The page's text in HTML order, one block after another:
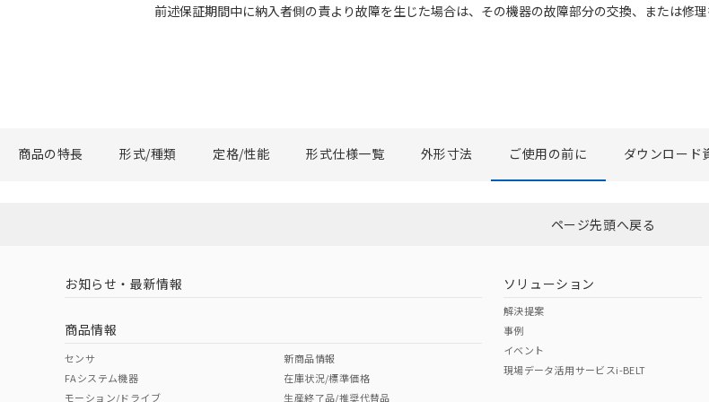
前述保証期間中に納入者側の責より故障を生じた場合は、その機器の故障部分の交換、または修
商品の特長 形式/種類 定格/性能 形式仕様一覧 外形寸法 ご使用の前に ダウンロード
ページ先頭へ戻る
お知らせ・最新情報
商品情報
センサ
FAシステム機器
モーション/ドライブ
新商品情報
在庫状況/標準価格
生産終了品/推奨代替品
ソリューション
解決提案
事例
イベント
現場データ活用サービスi-BELT